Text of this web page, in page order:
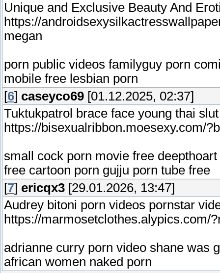
Unique and Exclusive Beauty And
https://
megan
porn public videos familyguy porn
mobile free lesbian porn
[6] caseyco69 [01.12.2025, 02:37]
Tuktukpatrol brace face young thai
https://bisexualribbon.moesexy.com/
small cock porn movie free
free cartoon porn gujju porn tube free
[7] ericqx3 [29.01.2026, 13:47]
Audrey bitoni porn videos pornstar
https://marmosetclothes.alypics.com/
adrianne curry porn video shane was
african women naked porn